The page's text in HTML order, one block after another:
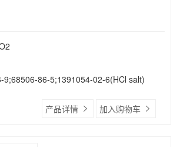
9;68506-86-5;1391054-02-6(HCl salt)
产品详情 加入购物车